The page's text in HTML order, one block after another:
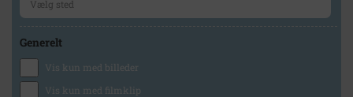
Generelt
Vis kun med billeder
Vis kun med filmklip